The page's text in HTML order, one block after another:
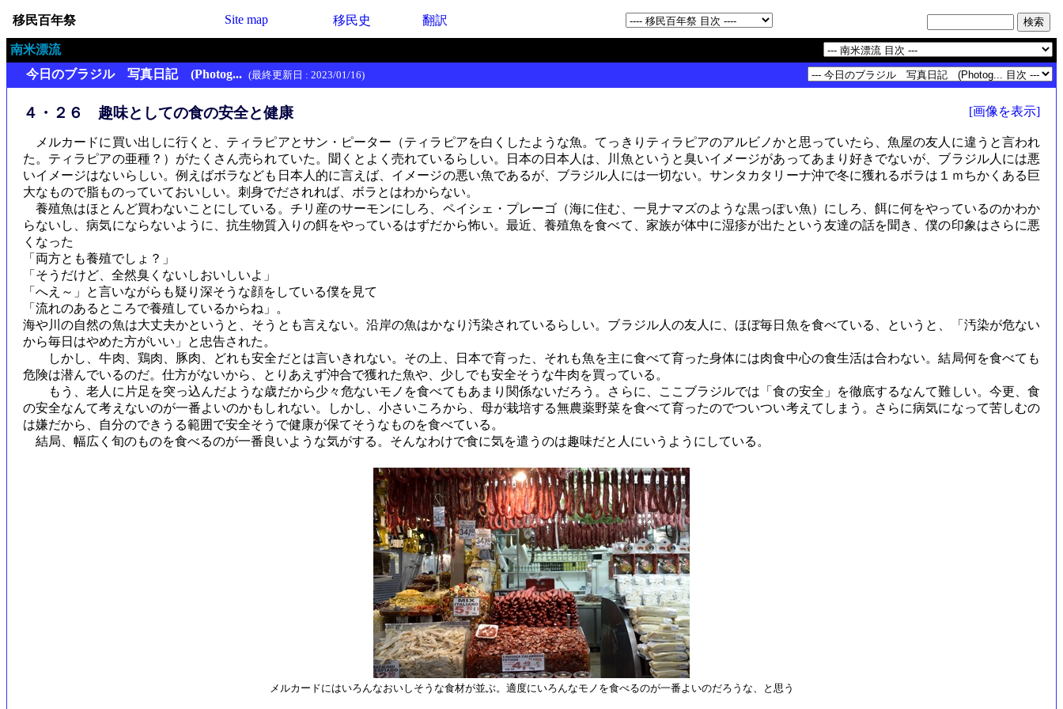
移民百年祭 Site map 移民史 翻訳
南米漂流
今日のブラジル 写真日記 (Photog... (最終更新日 : 2023/01/16)
４・２６ 趣味としての食の安全と健康 [画像を表示]
メルカードに買い出しに行くと、ティラピアとサン・ピーター（ティラピアを白くしたような魚。てっきりティラピアのアルビノかと思っていたら、魚屋の友人に違うと言われ
た。ティラピアの亜種？）がたくさん売られていた。聞くとよく売れているらしい。日本の日本人は、川魚というと臭いイメージがあってあまり好きでないが、ブラジル人には悪
いイメージはないらしい。例えばボラなども日本人的に言えば、イメージの悪い魚であるが、ブラジル人には一切ない。サンタカタリーナ沖で冬に獲れるボラは１ｍちかくある巨
大なもので脂ものっていておいしい。刺身でだされれば、ボラとはわからない。
養殖魚はほとんど買わないことにしている。チリ産のサーモンにしろ、ペイシェ・プレーゴ（海に住む、一見ナマズのような黒っぽい魚）にしろ、餌に何をやっているのかわか
らないし、病気にならないように、抗生物質入りの餌をやっているはずだから怖い。最近、養殖魚を食べて、家族が体中に湿疹が出たという友達の話を聞き、僕の印象はさらに悪
くなった
「両方とも養殖でしょ？」
「そうだけど、全然臭くないしおいしいよ」
「へえ～」と言いながらも疑り深そうな顔をしている僕を見て
「流れのあるところで養殖しているからね」。
海や川の自然の魚は大丈夫かというと、そうとも言えない。沿岸の魚はかなり汚染されているらしい。ブラジル人の友人に、ほぼ毎日魚を食べている、というと、「汚染が危ない
から毎日はやめた方がいい」と忠告された。
しかし、牛肉、鶏肉、豚肉、どれも安全だとは言いきれない。その上、日本で育った、それも魚を主に食べて育った身体には肉食中心の食生活は合わない。結局何を食べても
危険は潜んでいるのだ。仕方がないから、とりあえず沖合で獲れた魚や、少しでも安全そうな牛肉を買っている。
もう、老人に片足を突っ込んだような歳だから少々危ないモノを食べてもあまり関係ないだろう。さらに、ここブラジルでは「食の安全」を徹底するなんて難しい。今更、食
の安全なんて考えないのが一番よいのかもしれない。しかし、小さいころから、母が栽培する無農薬野菜を食べて育ったのでついつい考えてしまう。さらに病気になって苦しむの
は嫌だから、自分のできうる範囲で安全そうで健康が保てそうなものを食べている。
結局、幅広く旬のものを食べるのが一番良いような気がする。そんなわけで食に気を遣うのは趣味だと人にいうようにしている。
メルカードにはいろんなおいしそうな食材が並ぶ。適度にいろんなモノを食べるのが一番よいのだろうな、と思う